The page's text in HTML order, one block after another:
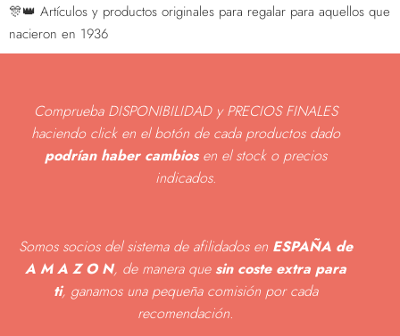
🎊👑 Artículos y productos originales para regalar para aquellos que
nacieron en 1936
Comprueba DISPONIBILIDAD y PRECIOS FINALES
haciendo click en el botón de cada productos dado
podrían haber cambiosen el stock o precios
indicados.
Somos socios del sistema de afilidados en ESPAÑA de
A M A Z O N, de manera que sin coste extra para
ti, ganamos una pequeña comisión por cada
recomendación.